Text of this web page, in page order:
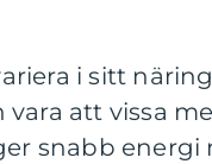
i sitt
att vissa
snabb energi